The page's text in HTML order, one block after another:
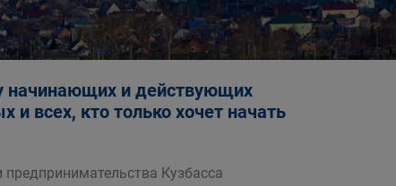
начинающих и действующих
и всех, кто только хочет начать
Кузбасса